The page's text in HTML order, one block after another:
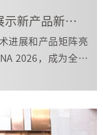
天岳先进隆重登场Semicon展示新产品新技术
进展和产品矩阵亮
2026，成为全场